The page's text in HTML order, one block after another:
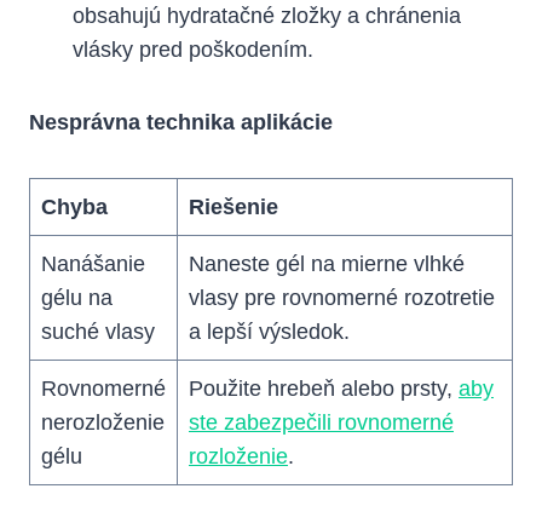
obsahujú hydratačné zložky a chránenia
vlásky pred poškodením.
Nesprávna technika aplikácie
Chyba Riešenie
Nanášanie
gélu na
suché vlasy
Naneste gél na mierne vlhké
vlasy pre rovnomerné rozotretie
a lepší výsledok.
Rovnomerné
nerozloženie
gélu
Použite hrebeň alebo prsty, aby
ste zabezpečili rovnomerné
rozloženie.